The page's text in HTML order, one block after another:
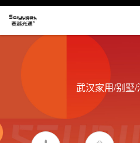
武汉家用/别墅